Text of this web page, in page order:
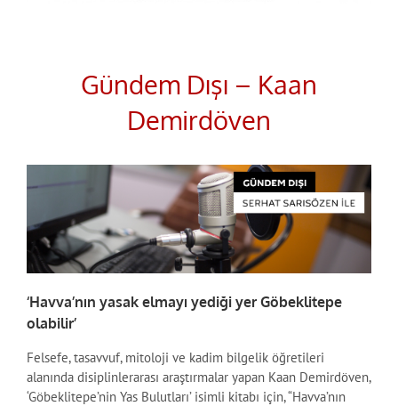
Gündem Dışı – Kaan
Demirdöven
‘Havva’nın yasak elmayı yediği yer Göbeklitepe
olabilir’
Felsefe, tasavvuf, mitoloji ve kadim bilgelik öğretileri
alanında disiplinlerarası araştırmalar yapan Kaan Demirdöven,
‘Göbeklitepe’nin Yas Bulutları’ isimli kitabı için, “Havva’nın